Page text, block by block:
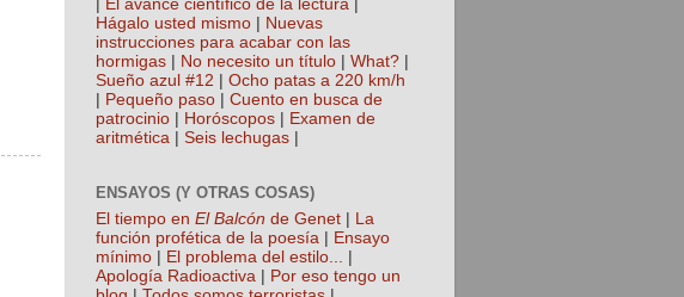
El avance científico de la lectura
Hágalo usted mismo
Nuevas
instrucciones para acabar con las
hormigas
No necesito un título What?
Sueño azul #12
Ocho patas a 220 km/h
Pequeño paso
Cuento en busca de
patrocinio
Horóscopos
Examen de
aritmética
Seis lechugas
ENSAYOS (Y OTRAS COSAS)
El tiempo en El Balcón de Genet | La
función profética de la poesía | Ensayo
mínimo | El problema del estilo...
|
Apología Radioactiva | Por eso tengo un